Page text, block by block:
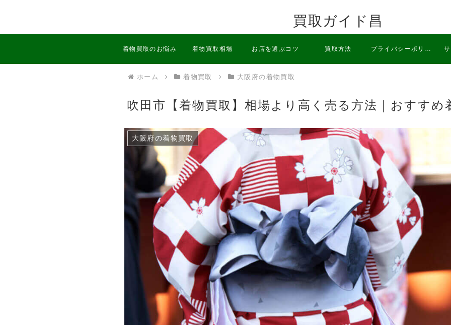
買取ガイド昌
着物買取のお悩み 着物買取相場 お店を選ぶコツ 買取方法 プライバシーポリシ
ホーム 着物買取 大阪府の着物買取
吹田市【着物買取】相場より高く売る方法｜おすすめ
大阪府の着物買取